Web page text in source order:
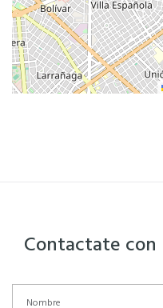
Contactate con